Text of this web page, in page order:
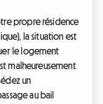
propre résidence
la situation est
le logement
malheureusement
un
au bail